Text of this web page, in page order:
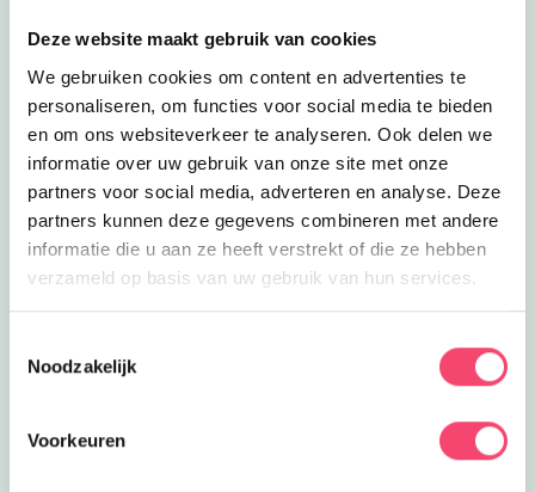
Deze website maakt gebruik van cookies
We gebruiken cookies om content en advertenties te
personaliseren, om functies voor social media te bieden
en om ons websiteverkeer te analyseren. Ook delen we
informatie over uw gebruik van onze site met onze
partners voor social media, adverteren en analyse. Deze
partners kunnen deze gegevens combineren met andere
informatie die u aan ze heeft verstrekt of die ze hebben
verzameld op basis van uw gebruik van hun services.
Noodzakelijk
Voorkeuren
Lekker de tijd om er op uit te gaan. Wij hebben de
gezin, tot toffe buitenuitjes, actieve uitjes en musea met
een geweldig familieprogramma! Fijne zomer!